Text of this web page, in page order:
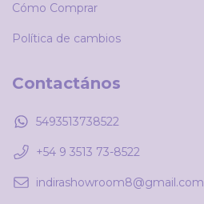
Cómo Comprar
Política de cambios
Contactános
5493513738522
+54 9 3513 73-8522
indirashowroom8@gmail.com